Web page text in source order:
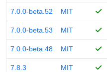
7.0.0-beta.52 MIT
7.0.0-beta.53 MIT
7.0.0-beta.48 MIT
7.8.3 MIT